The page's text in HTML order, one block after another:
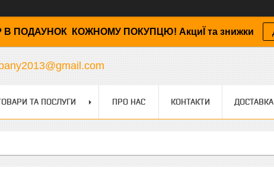
ПОДАУНОК КОЖНОМУ ПОКУПЦЮ! АкциЇ та знижки
ТА ПОСЛУГИ ПРО НАС КОНТАКТИ